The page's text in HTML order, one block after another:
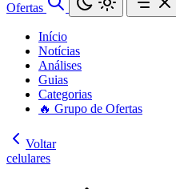
Ofertas
Início
Notícias
Análises
Guias
Categorias
🔥 Grupo de Ofertas
Voltar
celulares